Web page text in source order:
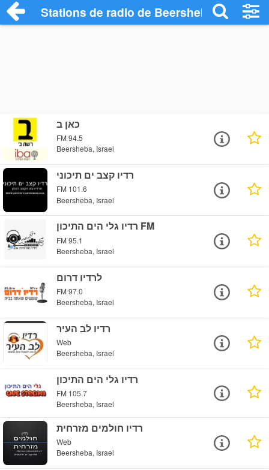
Stations de radio de Beersheba
כאן ב
FM 94.5
Beersheba, Israel
רדיו קצב ים תיכוני
FM 101.6
Beersheba, Israel
רדיו גלי הים התיכון FM
FM 95.1
Beersheba, Israel
לרדיו דרום
FM 97.0
Beersheba, Israel
רדיו לב העיר
Web
Beersheba, Israel
רדיו גלי הים התיכון
FM 105.7
Beersheba, Israel
רדיו חולמים מזרחית
Web
Beersheba, Israel